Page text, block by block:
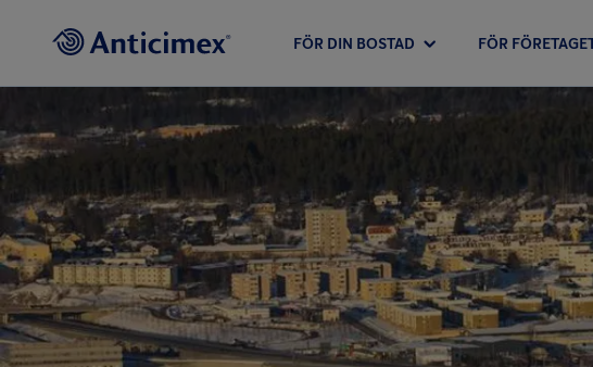
FÖR DIN BOSTAD FÖR